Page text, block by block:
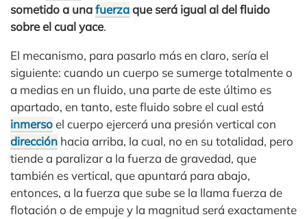
sometido a unafuerzaque será igual al del fluido
sobre el cual yace.
El mecanismo, para pasarlo más en claro, sería el
siguiente: cuando un cuerpo se sumerge totalmente o
a medias en un fluido, una parte de este último es
apartado, en tanto, este fluido sobre el cual está
inmersoel cuerpo ejercerá una presión vertical con
dirección hacia arriba, la cual, no en su totalidad, pero
tiende a paralizar a la fuerza de gravedad, que
también es vertical, que apuntará para abajo,
entonces, a la fuerza que sube se la llama fuerza de
flotación o de empuje y la magnitud será exactamente